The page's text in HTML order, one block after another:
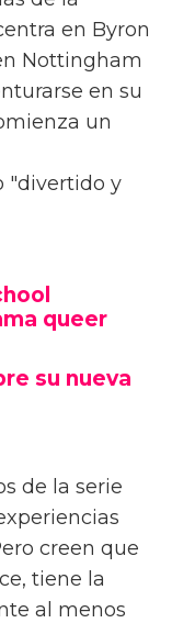
en Byron
Nottingham
en su
un
"divertido y
queer
su nueva
de la serie
creen que
tiene la
al menos